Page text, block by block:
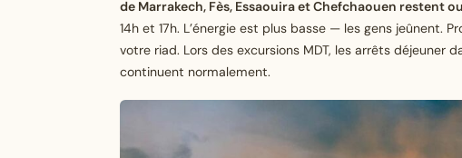
de Marrakech, Fès, Essaouira et Chefchaouen restent
14h et 17h. L’énergie est plus basse — les gens jeûnent.
votre riad. Lors des excursions MDT, les arrêts déjeuner
continuent normalement.